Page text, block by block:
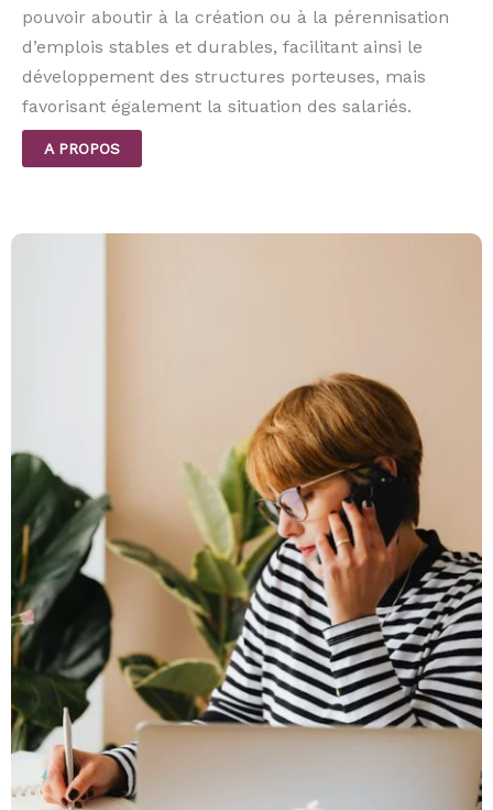
pouvoir aboutir à la création ou à la pérennisation
d’emplois stables et durables, facilitant ainsi le
développement des structures porteuses, mais
favorisant également la situation des salariés.
A PROPOS